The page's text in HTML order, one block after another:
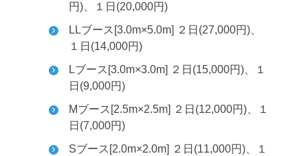
円)、１日(20,000円)
LLブース[3.0m×5.0m] ２日(27,000円)、
１日(14,000円)
Lブース[3.0m×3.0m] ２日(15,000円)、１
日(9,000円)
Mブース[2.5m×2.5m] ２日(12,000円)、１
日(7,000円)
Sブース[2.0m×2.0m] ２日(11,000円)、１